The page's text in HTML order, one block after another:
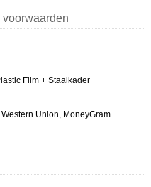
Film + Staalkader
Western Union, MoneyGram